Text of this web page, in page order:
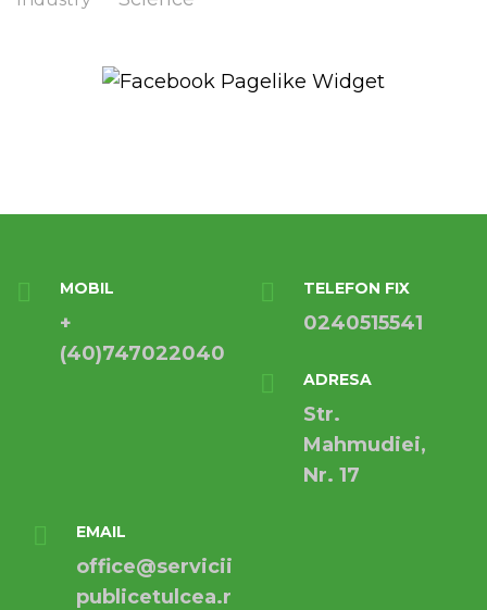
MOBIL
+
(40)747022040
TELEFON FIX
0240515541
ADRESA
Str.
Mahmudiei,
Nr. 17
EMAIL
office@servicii
publicetulcea.r